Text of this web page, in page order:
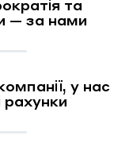
та
— за нами
у нас
рахунки